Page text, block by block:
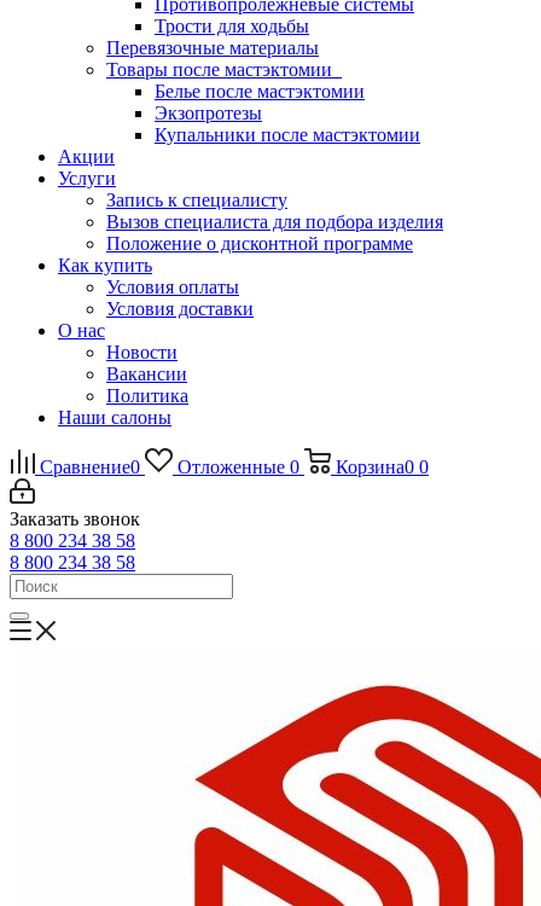
Противопролежневые системы
Трости для ходьбы
Перевязочные материалы
Товары после мастэктомии
Белье после мастэктомии
Экзопротезы
Купальники после мастэктомии
Акции
Услуги
Запись к специалисту
Вызов специалиста для подбора изделия
Положение о дисконтной программе
Как купить
Условия оплаты
Условия доставки
О нас
Новости
Вакансии
Политика
Наши салоны
Сравнение0 Отложенные 0 Корзина0 0
Заказать звонок
8 800 234 38 58
8 800 234 38 58